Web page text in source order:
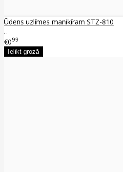
Ūdens uzlīmes manikīram STZ-810
..
€099